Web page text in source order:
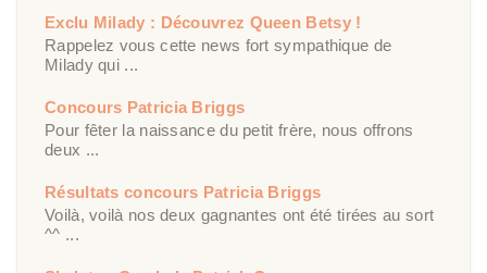
Exclu Milady : Découvrez Queen Betsy !
Rappelez vous cette news fort sympathique de
Milady qui ...
Concours Patricia Briggs
Pour fêter la naissance du petit frère, nous offrons
deux ...
Résultats concours Patricia Briggs
Voilà, voilà nos deux gagnantes ont été tirées au sort
^^ ...